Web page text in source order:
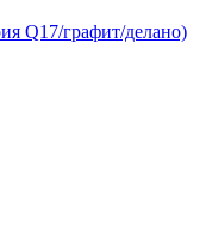
Q17/графит/делано)